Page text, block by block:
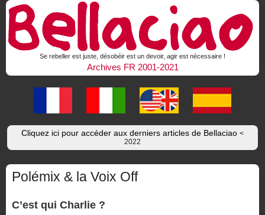
Se rebeller est juste, désobéir est un devoir, agir est nécessaire !
Archives FR 2001-2021
Cliquez ici pour accéder aux derniers articles de Bellaciao <
2022
Polémix & la Voix Off
C’est qui Charlie ?